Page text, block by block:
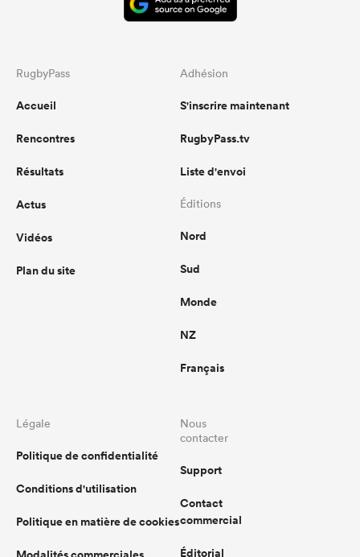
RugbyPass
Accueil
Rencontres
Résultats
Actus
Vidéos
Plan du site
Adhésion
S'inscrire maintenant
RugbyPass.tv
Liste d'envoi
Éditions
Nord
Sud
Monde
NZ
Français
Légale
Politique de confidentialité
Conditions d'utilisation
Politique en matière de cookies
Nous
contacter
Support
Contact
commercial
Éditorial